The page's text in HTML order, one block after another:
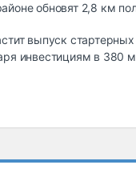
обновят 2,8 км
выпуск
инвестициям в 380